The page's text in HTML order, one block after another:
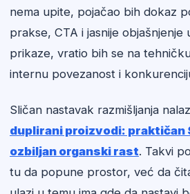
nema upite, pojačao bih dokaz
prakse, CTA i jasnije objašnjenje
prikaze, vratio bih se na
internu povezanost i
Sličan nastavak razmišljanja
duplirani proizvodi: praktičan
ozbiljan organski rast. Takvi
tu da popune prostor, već da